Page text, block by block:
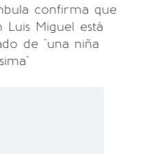
confirma que
Miguel está
de "una niña